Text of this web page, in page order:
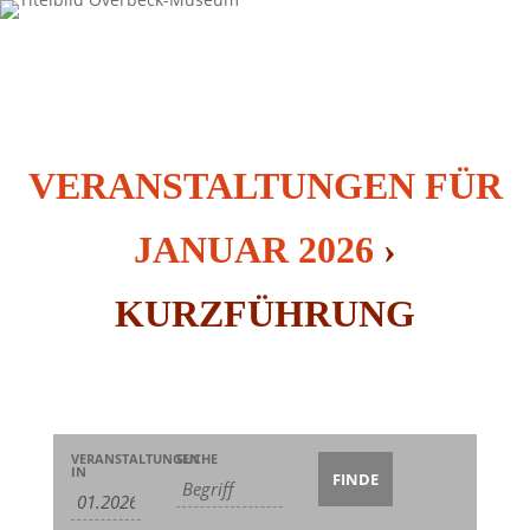
VERANSTALTUNGEN FÜR
JANUAR 2026 ›
KURZFÜHRUNG
Veranstaltungen
Suche
und
Suche
VERANSTALTUNGEN
IN
SUCHE
Veranstaltung
Ansichten-
Navigation